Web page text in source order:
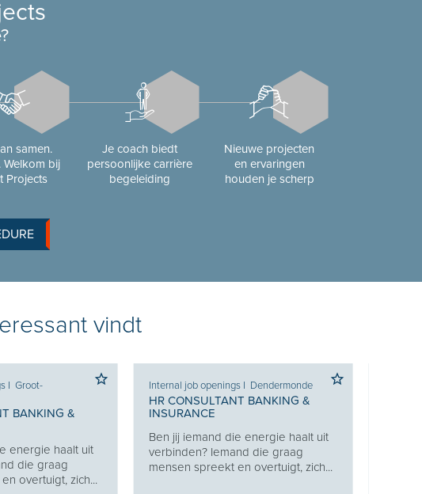
samen.
Welkom bij
Projects
Je coach biedt
persoonlijke carrière
begeleiding
Nieuwe projecten
en ervaringen
houden je scherp
vindt
I Groot-
BANKING &
energie haalt uit
die graag
overtuigt, zich...
Internal job openings I Dendermonde
HR CONSULTANT BANKING &
INSURANCE
Ben jij iemand die energie haalt uit
verbinden? Iemand die graag
mensen spreekt en overtuigt, zich...